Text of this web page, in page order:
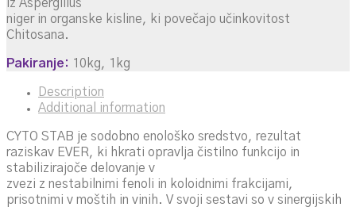
iz Aspergillus
niger in organske kisline, ki povečajo učinkovitost
Chitosana.
Pakiranje: 10kg, 1kg
Description
Additional information
CYTO STAB je sodobno enološko sredstvo, rezultat
raziskav EVER, ki hkrati opravlja čistilno funkcijo in
stabilizirajoče delovanje v
zvezi z nestabilnimi fenoli in koloidnimi frakcijami,
prisotnimi v moštih in vinih. V svoji sestavi so v sinergijskih